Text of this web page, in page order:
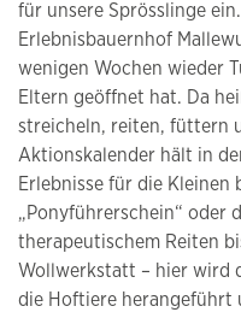
für unsere Sprösslinge
Erlebnisbauernhof
wenigen Wochen wieder
Eltern geöffnet hat. Da
streicheln, reiten, füttern
Aktionskalender hält in
Erlebnisse für die Kleinen
„Ponyführerschein“ oder
therapeutischem Reiten
Wollwerkstatt – hier wird
die Hoftiere herangeführt